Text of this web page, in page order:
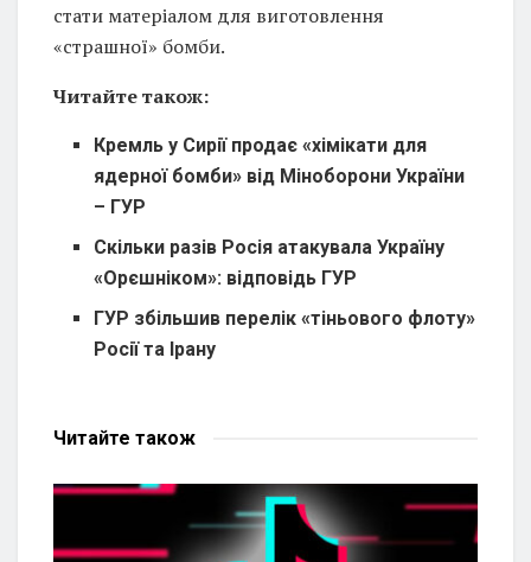
стати матеріалом для виготовлення
«страшної» бомби.
Читайте також:
Кремль у Сирії продає «хімікати для
ядерної бомби» від Міноборони України
– ГУР
Скільки разів Росія атакувала Україну
«Орєшніком»: відповідь ГУР
ГУР збільшив перелік «тіньового флоту»
Росії та Ірану
Читайте також